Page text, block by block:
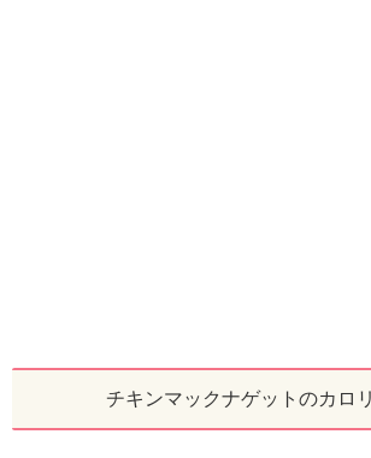
チキンマックナゲットのカロ